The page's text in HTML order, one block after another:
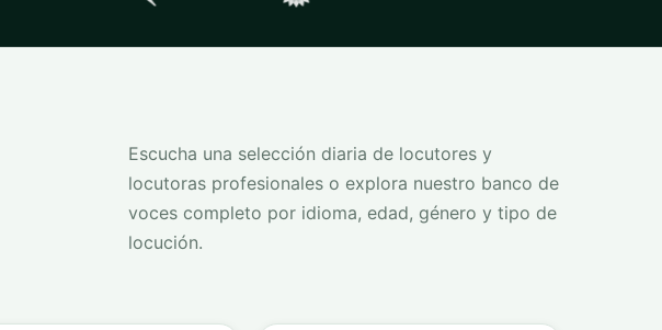
Escucha una selección diaria de locutores y
locutoras profesionales o explora nuestro banco de
voces completo por idioma, edad, género y tipo de
locución.